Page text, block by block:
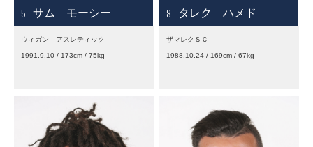
5 サム モーシー
ウィガン アスレティック
1991.9.10 / 173cm / 75kg
8 タレク ハメド
ザマレクＳＣ
1988.10.24 / 169cm / 67kg